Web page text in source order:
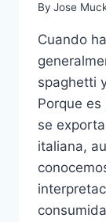
By Jose
Cuando
spaghetti
Porque
se
italiana,